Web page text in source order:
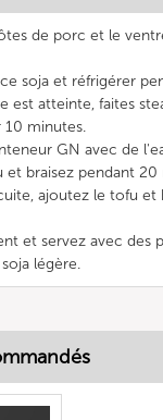
de porc et le
soja et réfrigérer
est atteinte, faites
minutes.
GN avec de
et braisez pendant 20
ajoutez le tofu et
et servez avec des
légère.